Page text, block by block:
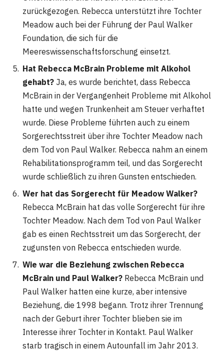
zurückgezogen. Rebecca unterstützt ihre Tochter
Meadow auch bei der Führung der Paul Walker
Foundation, die sich für die
Meereswissenschaftsforschung einsetzt​​.
Hat Rebecca McBrain Probleme mit Alkohol
gehabt? Ja, es wurde berichtet, dass Rebecca
McBrain in der Vergangenheit Probleme mit Alkohol
hatte und wegen Trunkenheit am Steuer verhaftet
wurde. Diese Probleme führten auch zu einem
Sorgerechtsstreit über ihre Tochter Meadow nach
dem Tod von Paul Walker. Rebecca nahm an einem
Rehabilitationsprogramm teil, und das Sorgerecht
wurde schließlich zu ihren Gunsten entschieden​​.
Wer hat das Sorgerecht für Meadow Walker?
Rebecca McBrain hat das volle Sorgerecht für ihre
Tochter Meadow. Nach dem Tod von Paul Walker
gab es einen Rechtsstreit um das Sorgerecht, der
zugunsten von Rebecca entschieden wurde​​.
Wie war die Beziehung zwischen Rebecca
McBrain und Paul Walker? Rebecca McBrain und
Paul Walker hatten eine kurze, aber intensive
Beziehung, die 1998 begann. Trotz ihrer Trennung
nach der Geburt ihrer Tochter blieben sie im
Interesse ihrer Tochter in Kontakt. Paul Walker
starb tragisch in einem Autounfall im Jahr 2013​​.